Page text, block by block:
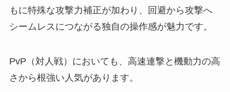
もに特殊な攻撃力補正が加わり、回避から攻撃へ
シームレスにつながる独自の操作感が魅力です。
PvP（対人戦）においても、高速連撃と機動力の高
さから根強い人気があります。